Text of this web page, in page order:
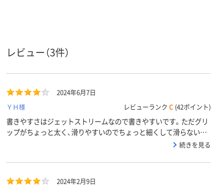
アスクル
商品環境
レビュー（3件）
2024年6月7日
ＹＨ様
レビューランク C (42ポイント)
書きやすさはジェットストリームなので書きやすいです。ただグリ
ップがちょっと太く、滑りやすいのでちょっと細くして滑らないよ
うにグリップ部分に凹凸があると持ちやすいように思います。続きを見る
2024年2月9日